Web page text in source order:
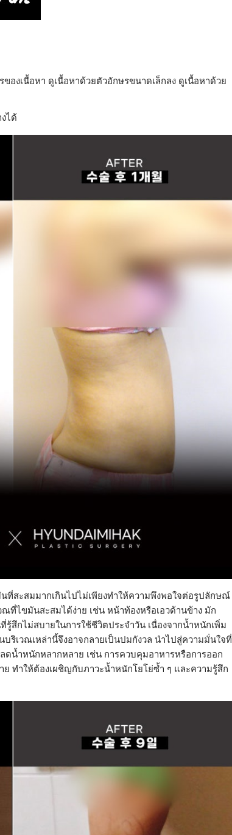
งเนื้อหา ดูเนื้อหาด้วยตัวอักษรขนาดเล็กลง ดูเนื้อหาด้วย
ได้
ที่สะสมมากเกินไปไม่เพียงทำให้ความพึงพอใจต่อรูปลักษณ์
ที่ไขมันสะสมได้ง่าย เช่น หน้าท้องหรือเอวด้านข้าง มัก
สึกไม่สบายในการใช้ชีวิตประจำวัน เนื่องจากน้ำหนักเพิ่ม
ริเวณเหล่านี้จึงอาจกลายเป็นปมกังวล นำไปสู่ความมั่นใจที่
ดน้ำหนักหลากหลาย เช่น การควบคุมอาหารหรือการออก
ทำให้ต้องเผชิญกับภาวะน้ำหนักโยโย่ซ้ำ ๆ และความรู้สึก